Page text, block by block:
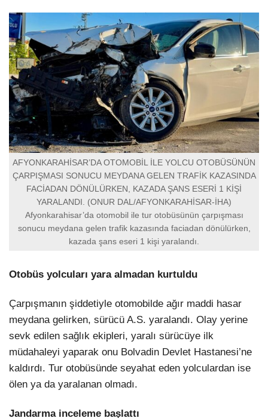
AFYONKARAHİSAR’DA OTOMOBİL İLE YOLCU OTOBÜSÜNÜN
ÇARPIŞMASI SONUCU MEYDANA GELEN TRAFİK KAZASINDA
FACİADAN DÖNÜLÜRKEN, KAZADA ŞANS ESERİ 1 KİŞİ
YARALANDI. (ONUR DAL/AFYONKARAHİSAR-İHA)
Afyonkarahisar’da otomobil ile tur otobüsünün çarpışması
sonucu meydana gelen trafik kazasında faciadan dönülürken,
kazada şans eseri 1 kişi yaralandı.
Otobüs yolcuları yara almadan kurtuldu
Çarpışmanın şiddetiyle otomobilde ağır maddi hasar
meydana gelirken, sürücü A.S. yaralandı. Olay yerine
sevk edilen sağlık ekipleri, yaralı sürücüye ilk
müdahaleyi yaparak onu Bolvadin Devlet Hastanesi’ne
kaldırdı. Tur otobüsünde seyahat eden yolculardan ise
ölen ya da yaralanan olmadı.
Jandarma inceleme başlattı